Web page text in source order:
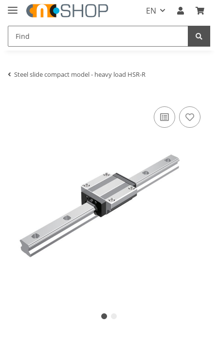
EN
Steel slide compact model - heavy load HSR-R